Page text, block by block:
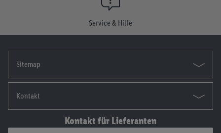
Service & Hilfe
Sitemap
Kontakt
Kontakt für Lieferanten